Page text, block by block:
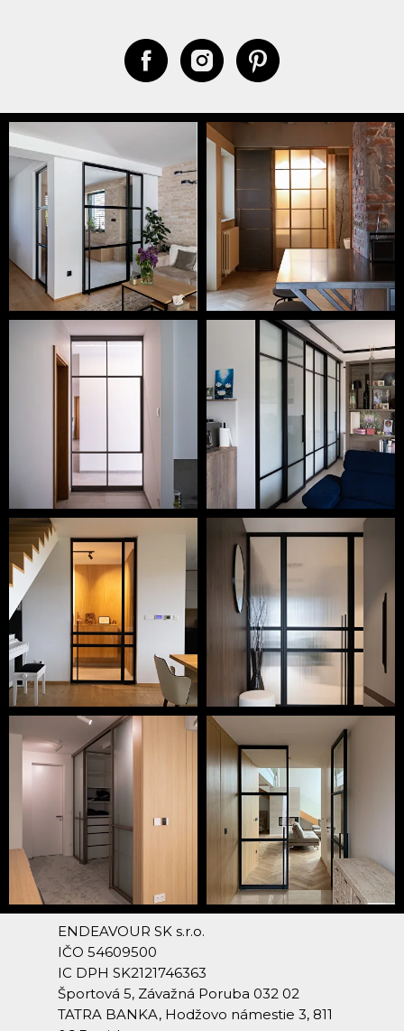
ENDEAVOUR SK s.r.o.
IČO 54609500
IC DPH SK2121746363
Športová 5, Závažná Poruba 032 02
TATRA BANKA, Hodžovo námestie 3, 811